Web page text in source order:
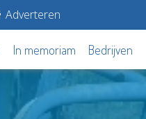
Adverteren
In memoriam Bedrijven